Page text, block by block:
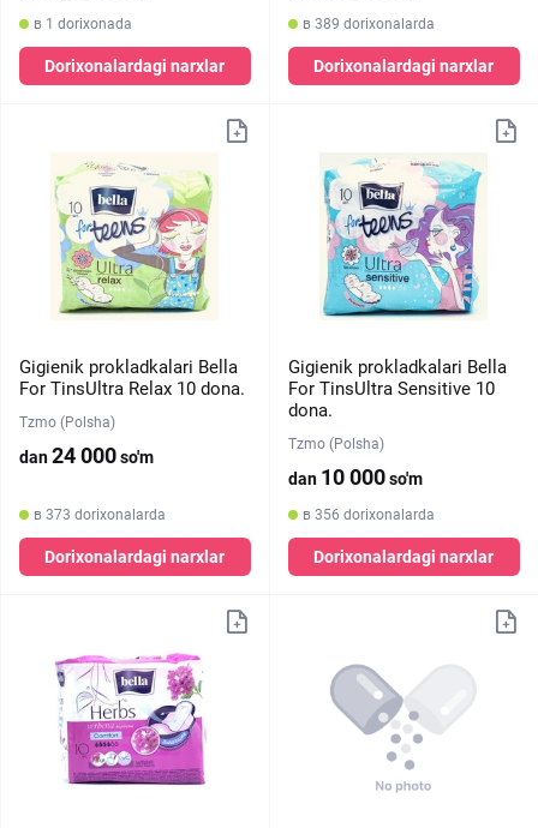
в 1 dorixonada
Dorixonalardagi narxlar
в 389 dorixonalarda
Dorixonalardagi narxlar
Gigienik prokladkalari Bella
For TinsUltra Relax 10 dona.
Tzmo (Polsha)
dan24 000so'm
в 373 dorixonalarda
Dorixonalardagi narxlar
Gigienik prokladkalari Bella
For TinsUltra Sensitive 10
dona.
Tzmo (Polsha)
dan 10 000so'm
в 356 dorixonalarda
Dorixonalardagi narxlar